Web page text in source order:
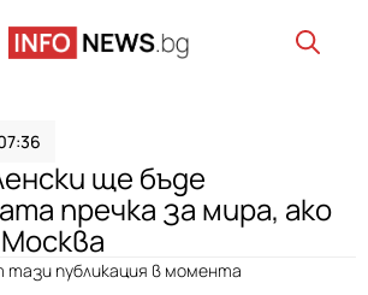
ще бъде
пречка за мира, ако
тази публикация в момента